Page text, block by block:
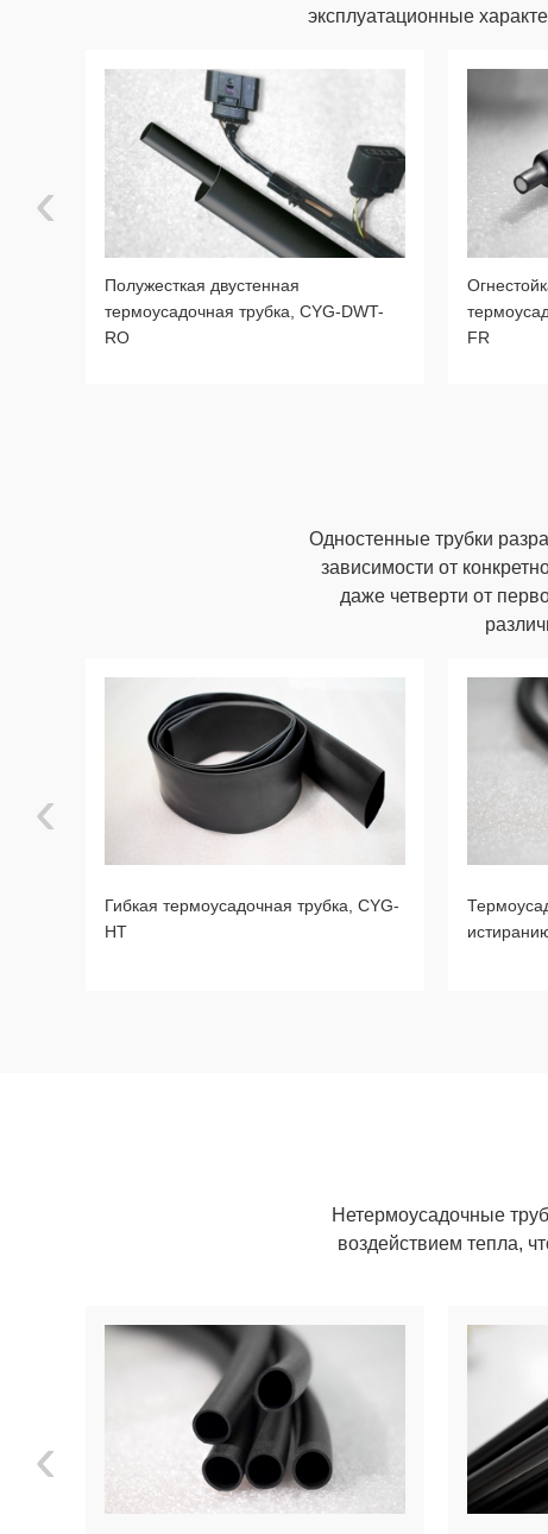
эксплуатационные
Полужесткая двустенная
термоусадочная трубка, CYG-DWT-
RO
FR
‹
Одностенные трубки
зависимости от
даже четверти от
Гибкая термоусадочная трубка, CYG-
HT
‹
Нетермоусадочные
воздействием тепла,
‹